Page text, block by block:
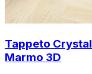
Tappeto Crystal
Marmo 3D